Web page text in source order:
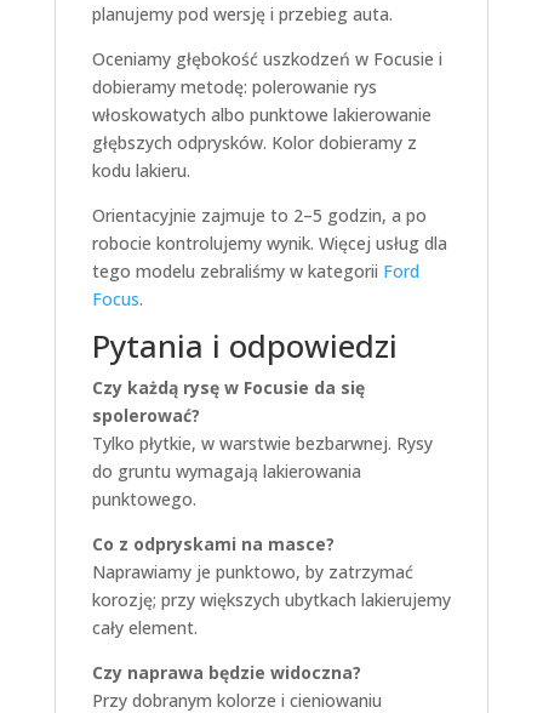
planujemy pod wersję i przebieg auta.
Oceniamy głębokość uszkodzeń w Focusie i
dobieramy metodę: polerowanie rys
włoskowatych albo punktowe lakierowanie
głębszych odprysków. Kolor dobieramy z
kodu lakieru.
Orientacyjnie zajmuje to 2–5 godzin, a po
robocie kontrolujemy wynik. Więcej usług dla
tego modelu zebraliśmy w kategorii Ford
Focus.
Pytania i odpowiedzi
Czy każdą rysę w Focusie da się
spolerować?
Tylko płytkie, w warstwie bezbarwnej. Rysy
do gruntu wymagają lakierowania
punktowego.
Co z odpryskami na masce?
Naprawiamy je punktowo, by zatrzymać
korozję; przy większych ubytkach lakierujemy
cały element.
Czy naprawa będzie widoczna?
Przy dobranym kolorze i cieniowaniu